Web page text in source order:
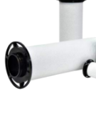
Быстрый